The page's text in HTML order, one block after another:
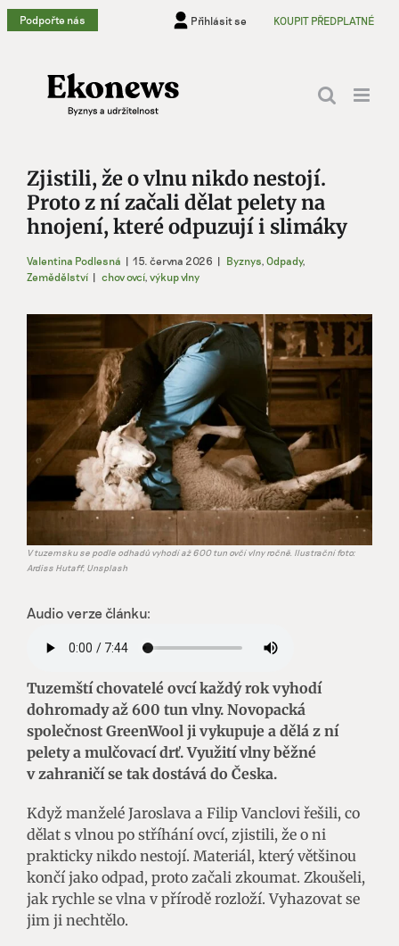
Přeskočit
na
Podpořte nás Přihlásit se KOUPIT PŘEDPLATNÉ
Zjistili, že o vlnu nikdo nestojí.
Proto z ní začali dělat pelety na
hnojení, které odpuzují i slimáky
Valentina Podlesná | 15. června 2026 | Byznys, Odpady,
Zemědělství | chov ovcí, výkup vlny
Zobrazit
V tuzemsku se podle odhadů vyhodí až 600 tun ovčí vlny ročně. Ilustrační foto:
Ardiss Hutaff, Unsplash
Audio verze článku:
Tuzemští chovatelé ovcí každý rok vyhodí
dohromady až 600 tun vlny. Novopacká
společnost GreenWool ji vykupuje a dělá z ní
pelety a mulčovací drť. Využití vlny běžné
v zahraničí se tak dostává do Česka.
Když manželé Jaroslava a Filip Vanclovi řešili, co
dělat s vlnou po stříhání ovcí, zjistili, že o ni
prakticky nikdo nestojí. Materiál, který většinou
končí jako odpad, proto začali zkoumat. Zkoušeli,
jak rychle se vlna v přírodě rozloží. Vyhazovat se
jim ji nechtělo.